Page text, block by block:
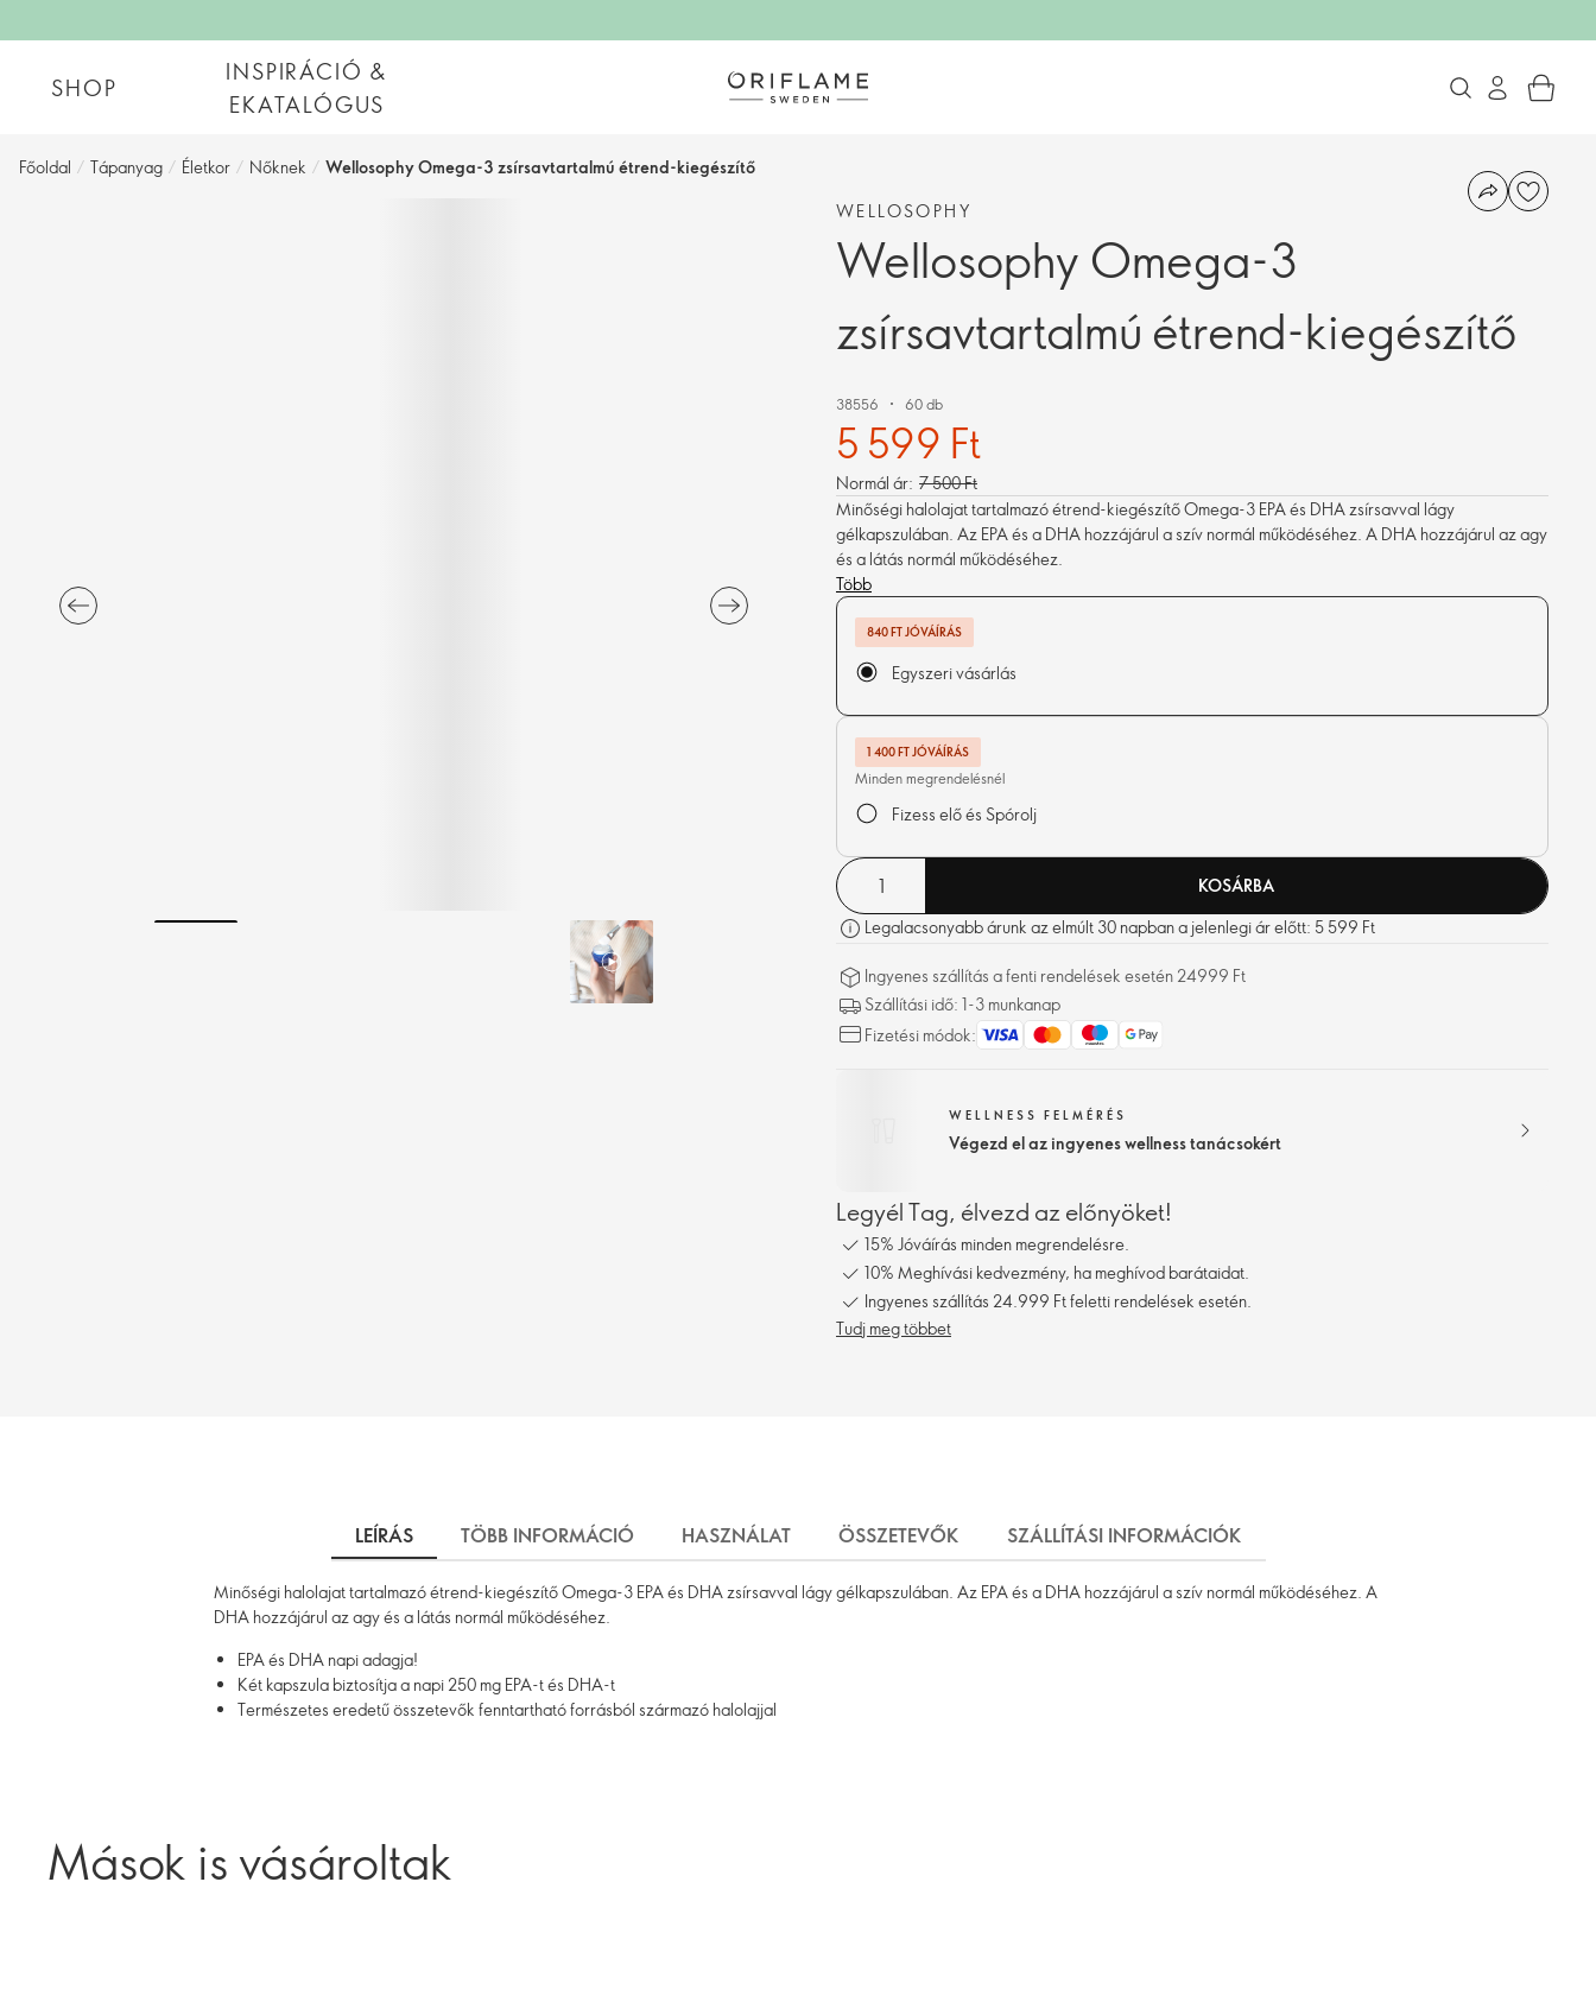
SHOP
INSPIRÁCIÓ &
EKATALÓGUS
Főoldal / Tápanyag / Életkor / Nőknek / Wellosophy Omega-3 zsírsavtartalmú étrend-kiegészítő
WELLOSOPHY
Wellosophy Omega-3
zsírsavtartalmú étrend-kiegészítő
38556 60 db
5 599 Ft
Normál ár: 7 500 Ft
Minőségi halolajat tartalmazó étrend-kiegészítő Omega-3 EPA és DHA zsírsavval lágy
gélkapszulában. Az EPA és a DHA hozzájárul a szív normál működéséhez. A DHA hozzájárul az agy
és a látás normál működéséhez.
Több
840 FT JÓVÁÍRÁS
Egyszeri vásárlás
1 400 FT JÓVÁÍRÁS
Minden megrendelésnél
Fizess elő és Spórolj
KOSÁRBA
Legalacsonyabb árunk az elmúlt 30 napban a jelenlegi ár előtt: 5 599 Ft
Ingyenes szállítás a fenti rendelések esetén 24999 Ft
Szállítási idő: 1-3 munkanap
Fizetési módok:
WELLNESS FELMÉRÉS
Végezd el az ingyenes wellness tanácsokért
Legyél Tag, élvezd az előnyöket!
15% Jóváírás minden megrendelésre.
10% Meghívási kedvezmény, ha meghívod barátaidat.
Ingyenes szállítás 24.999 Ft feletti rendelések esetén.
Tudj meg többet
LEÍRÁS TÖBB INFORMÁCIÓ HASZNÁLAT ÖSSZETEVŐK SZÁLLÍTÁSI INFORMÁCIÓK
Minőségi halolajat tartalmazó étrend-kiegészítő Omega-3 EPA és DHA zsírsavval lágy gélkapszulában. Az EPA és a DHA hozzájárul a szív normál működéséhez. A
DHA hozzájárul az agy és a látás normál működéséhez.
EPA és DHA napi adagja!
Két kapszula biztosítja a napi 250 mg EPA-t és DHA-t
Természetes eredetű összetevők fenntartható forrásból származó halolajjal
Mások is vásároltak